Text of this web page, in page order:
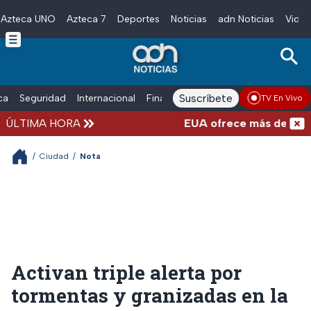
Skip to main content
Azteca UNO Azteca 7 Deportes Noticias adn Noticias
Seguridad Internacional Finanzas adn Noticias Radio
Suscríbete TV En Vivo
ÚLTIMA HORA EUA ofrece más de 100
/ Ciudad / Nota
Activan triple alerta por
tormentas y granizadas en la